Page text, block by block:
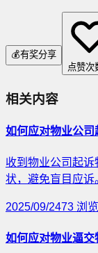
💰有奖分享
点赞次
相关内容
如何应对物业公司
收到物业公司起
状，避免盲目应诉
迫使其妥协。此外
匹配，甚至可要
业主的主动权。
2025/09/2473 浏览
如何应对物业逼交